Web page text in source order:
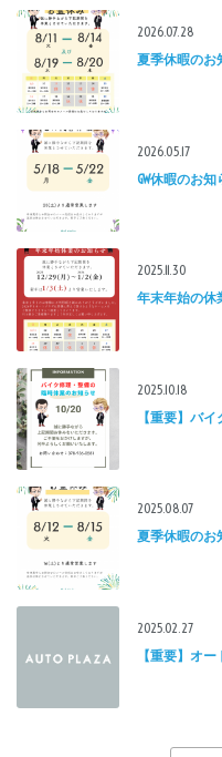
2026.07.28
夏季休暇のお
2026.05.17
GW休暇のお知
2025.11.30
年末年始の休
2025.10.18
【重要】バ
2025.08.07
夏季休暇のお
2025.02.27
【重要】オ